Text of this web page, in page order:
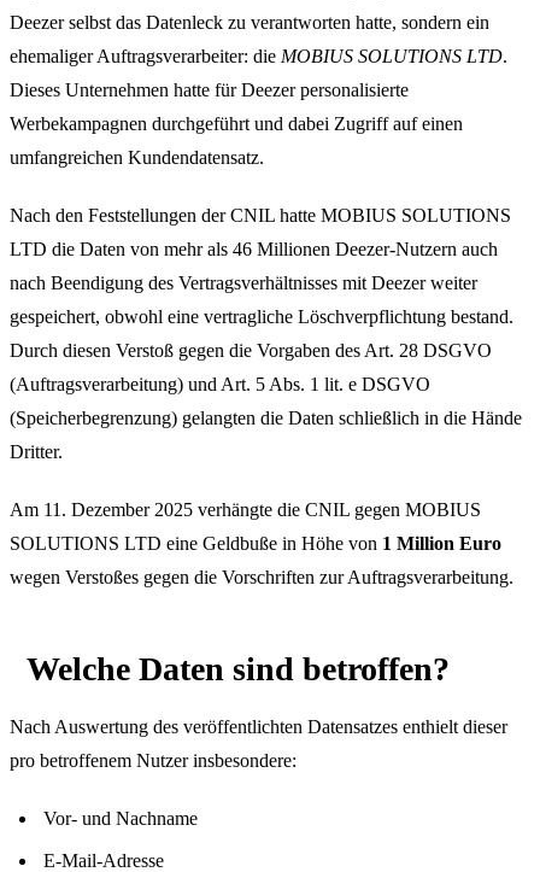
Deezer selbst das Datenleck zu verantworten hatte, sondern ein
ehemaliger Auftragsverarbeiter: die MOBIUS SOLUTIONS LTD.
Dieses Unternehmen hatte für Deezer personalisierte
Werbekampagnen durchgeführt und dabei Zugriff auf einen
umfangreichen Kundendatensatz.
Nach den Feststellungen der CNIL hatte MOBIUS SOLUTIONS
LTD die Daten von mehr als 46 Millionen Deezer-Nutzern auch
nach Beendigung des Vertragsverhältnisses mit Deezer weiter
gespeichert, obwohl eine vertragliche Löschverpflichtung bestand.
Durch diesen Verstoß gegen die Vorgaben des Art. 28 DSGVO
(Auftragsverarbeitung) und Art. 5 Abs. 1 lit. e DSGVO
(Speicherbegrenzung) gelangten die Daten schließlich in die Hände
Dritter.
Am 11. Dezember 2025 verhängte die CNIL gegen MOBIUS
SOLUTIONS LTD eine Geldbuße in Höhe von 1 Million Euro
wegen Verstoßes gegen die Vorschriften zur Auftragsverarbeitung.
Welche Daten sind betroffen?
Nach Auswertung des veröffentlichten Datensatzes enthielt dieser
pro betroffenem Nutzer insbesondere:
Vor- und Nachname
E-Mail-Adresse